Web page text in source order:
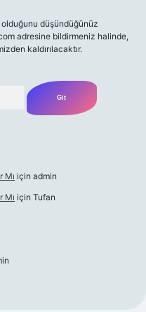
düşündüğünüz
adresine bildirmeniz halinde,
kaldırılacaktır.
Mı için admin
Mı için Tufan